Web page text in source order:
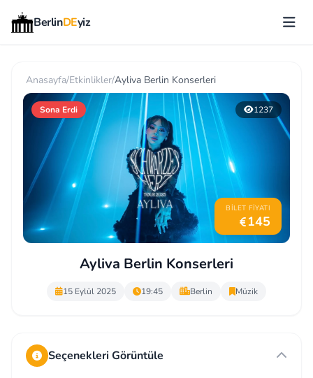
BerlinDEyiz
Anasayfa/Etkinlikler/Ayliva Berlin Konserleri
Sona Erdi 1237
BILET FIYATI
145
Ayliva Berlin Konserleri
15 Eylül 2025 19:45 Berlin Müzik
Seçenekleri Görüntüle